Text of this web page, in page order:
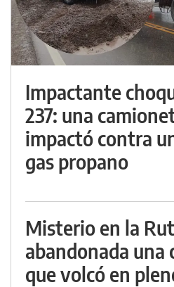
Impactante
237: una
impactó contra
gas propano
Misterio en la
abandonada una
que volcó en